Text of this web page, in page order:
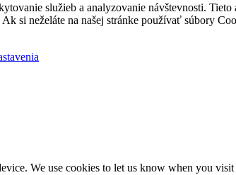
služieb a analyzovanie návštevnosti.
si neželáte na našej stránke používať súbory
We use cookies to let us know when you